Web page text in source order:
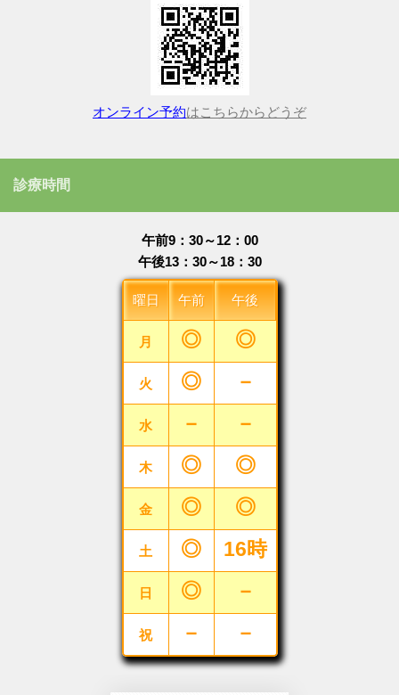
オンライン予約はこちらからどうぞ
診療時間
午前9：30～12：00
午後13：30～18：30
曜日 午前 午後
月 ◎ ◎
火 ◎ －
水 － －
木 ◎ ◎
金 ◎ ◎
土 ◎ 16時
日 ◎ －
祝 － －